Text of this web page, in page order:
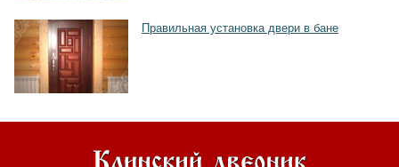
Хочу такую Правильная установка двери в бане